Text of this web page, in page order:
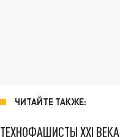
ЧИТАЙТЕ ТАКЖЕ:
ТЕХНОФАШИСТЫ XXI ВЕКА